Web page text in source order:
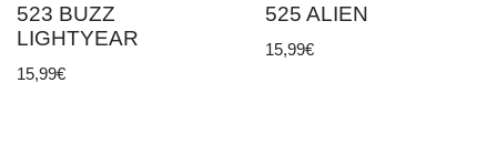
523 BUZZ
LIGHTYEAR
15,99€
525 ALIEN
15,99€